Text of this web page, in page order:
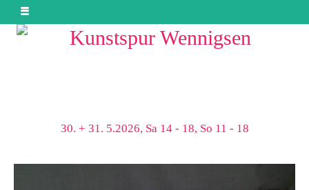
30. + 31. 5.2026, Sa 14 - 18, So 11 - 18